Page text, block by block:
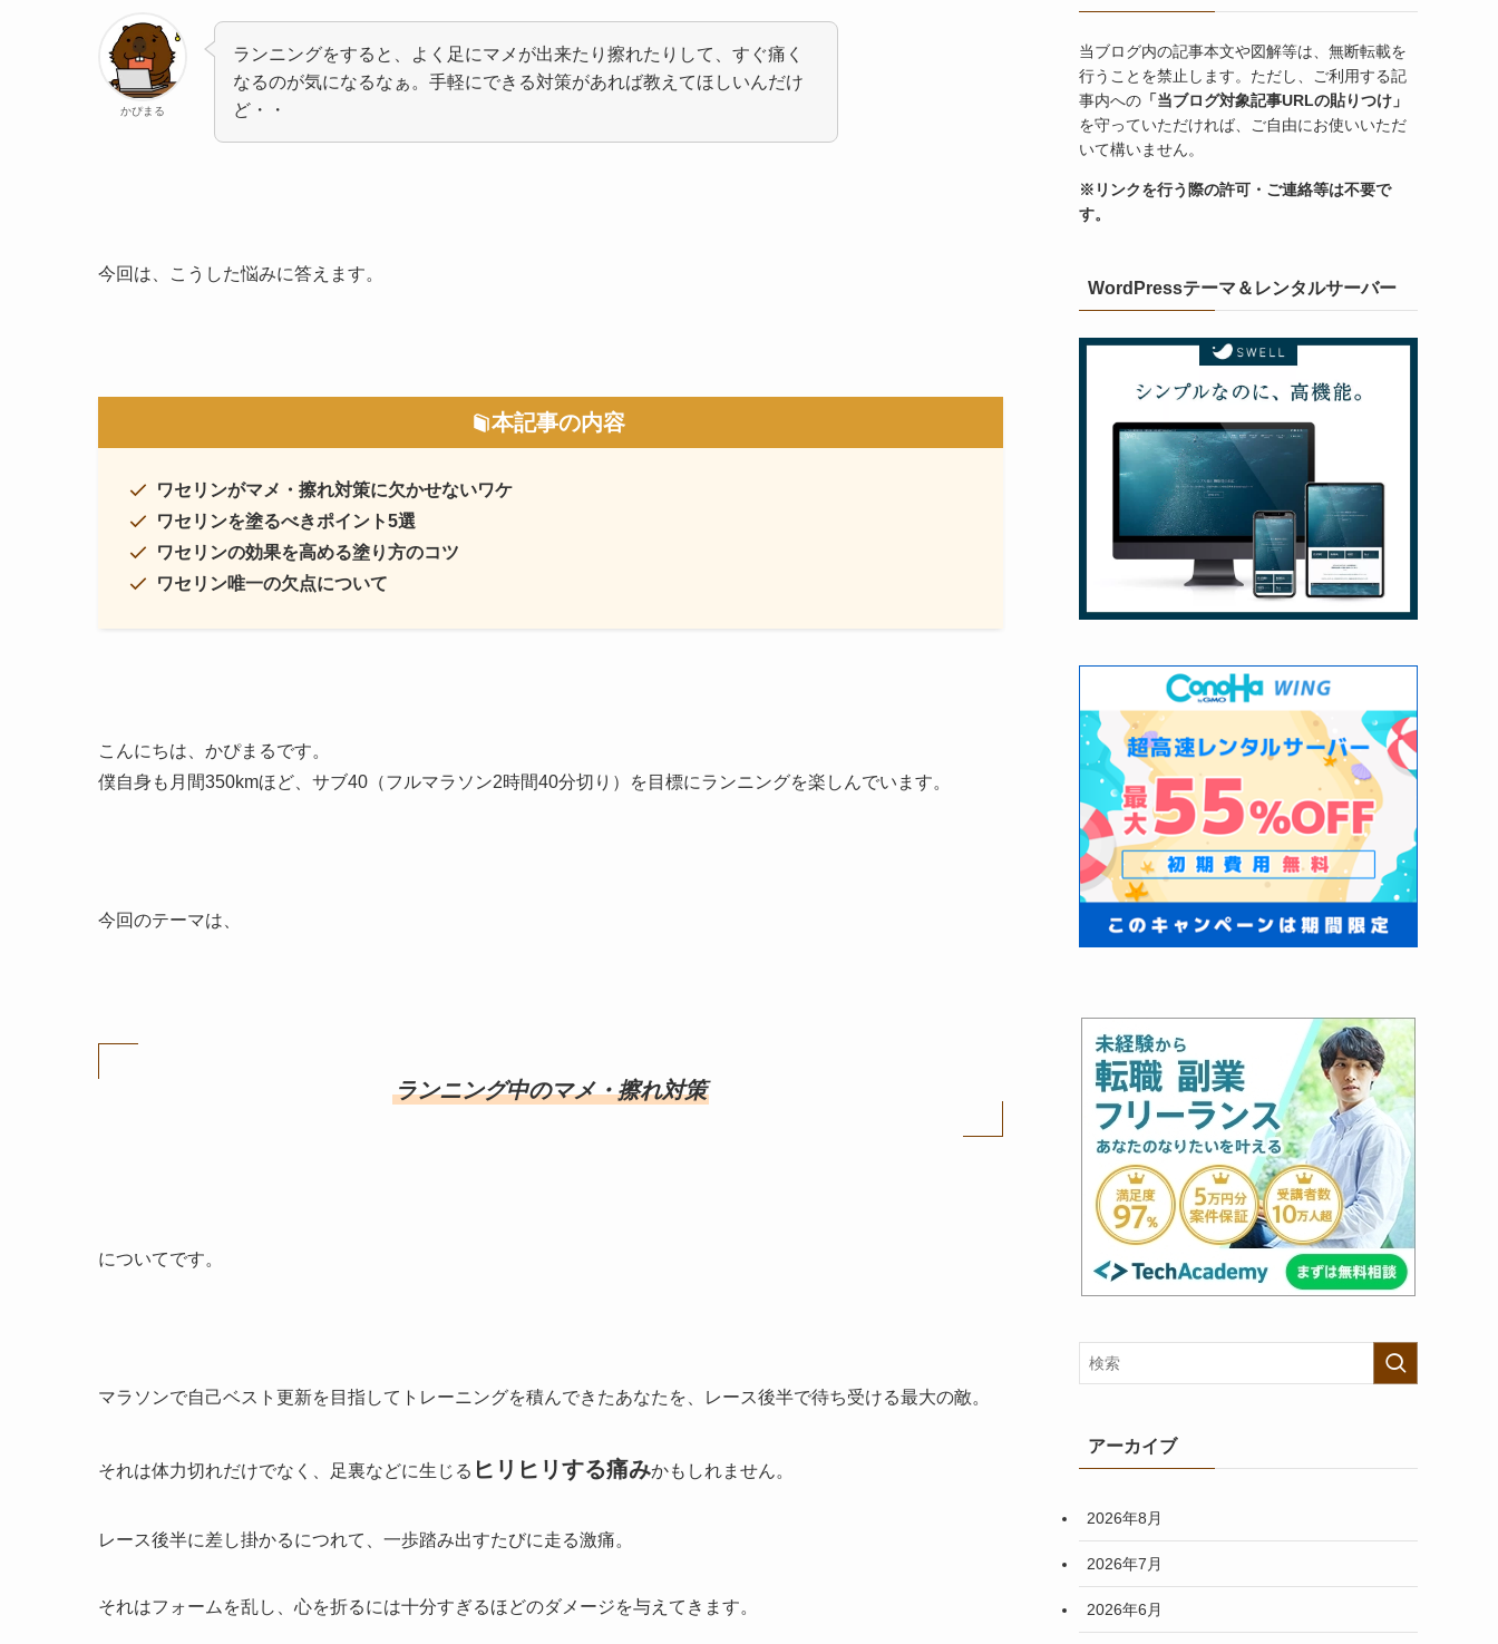
かぴまる
ランニングをすると、よく足にマメが出来たり擦れたりして、すぐ痛く
なるのが気になるなぁ。手軽にできる対策があれば教えてほしいんだけ
ど・・
今回は、こうした悩みに答えます。
本記事の内容
ワセリンがマメ・擦れ対策に欠かせないワケ
ワセリンを塗るべきポイント5選
ワセリンの効果を高める塗り方のコツ
ワセリン唯一の欠点について
こんにちは、かぴまるです。
僕自身も月間350kmほど、サブ40（フルマラソン2時間40分切り）を目標にランニングを楽しんでいます。
今回のテーマは、
ランニング中のマメ・擦れ対策
についてです。
マラソンで自己ベスト更新を目指してトレーニングを積んできたあなたを、レース後半で待ち受ける最大の敵。
それは体力切れだけでなく、足裏などに生じる ヒリヒリする痛みかもしれません。
レース後半に差し掛かるにつれて、一歩踏み出すたびに走る激痛。
それはフォームを乱し、心を折るには十分すぎるほどのダメージを与えてきます。
当ブログ内の記事本文や図解等は、無断転載を
行うことを禁止します。ただし、ご利用する記
事内への 「当ブログ対象記事URLの貼りつけ」
を守っていただければ、ご自由にお使いいただ
いて構いません。
※リンクを行う際の許可・ご連絡等は不要で
す。
WordPressテーマ＆レンタルサーバー
アーカイブ
2026年8月
2026年7月
2026年6月